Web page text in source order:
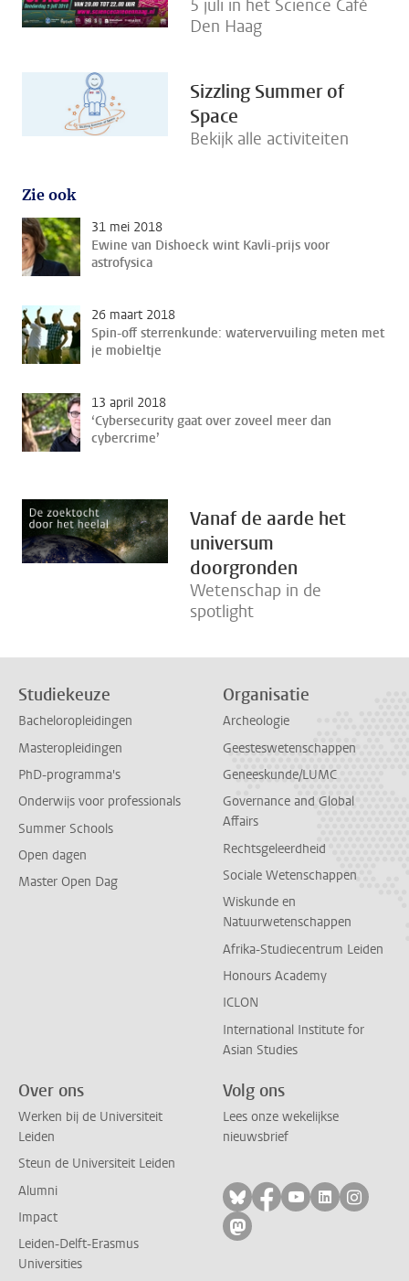
5 juli in het Science Café
Den Haag
Sizzling Summer of
Space
Bekijk alle activiteiten
Zie ook
31 mei 2018
Ewine van Dishoeck wint Kavli-prijs voor
astrofysica
26 maart 2018
Spin-off sterrenkunde: watervervuiling meten met
je mobieltje
13 april 2018
‘Cybersecurity gaat over zoveel meer dan
cybercrime’
Vanaf de aarde het
universum
doorgronden
Wetenschap in de
spotlight
Studiekeuze
Bacheloropleidingen
Masteropleidingen
PhD-programma's
Onderwijs voor professionals
Summer Schools
Open dagen
Master Open Dag
Organisatie
Archeologie
Geesteswetenschappen
Geneeskunde/LUMC
Governance and Global
Affairs
Rechtsgeleerdheid
Sociale Wetenschappen
Wiskunde en
Natuurwetenschappen
Afrika-Studiecentrum Leiden
Honours Academy
ICLON
International Institute for
Asian Studies
Over ons
Werken bij de Universiteit
Leiden
Steun de Universiteit Leiden
Alumni
Impact
Leiden-Delft-Erasmus
Universities
Volg ons
Lees onze wekelijkse
nieuwsbrief
Volg ons op bluesky
Volg ons op
Volg ons op
Volg ons
Volg
Volg ons op mastodon